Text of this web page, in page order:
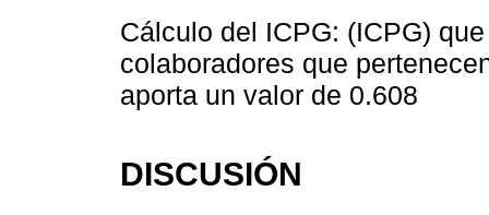
Cálculo del ICPG: (ICPG)
colaboradores que
aporta un valor de 0.608
DISCUSIÓN